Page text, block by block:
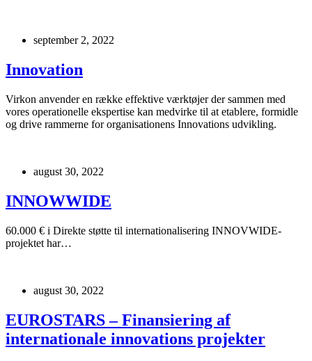
september 2, 2022
Innovation
Virkon anvender en række effektive værktøjer der sammen med
vores operationelle ekspertise kan medvirke til at etablere, formidle
og drive rammerne for organisationens Innovations udvikling.
august 30, 2022
INNOWWIDE
60.000 € i Direkte støtte til internationalisering INNOVWIDE-
projektet har…
august 30, 2022
EUROSTARS – Finansiering af
internationale innovations projekter